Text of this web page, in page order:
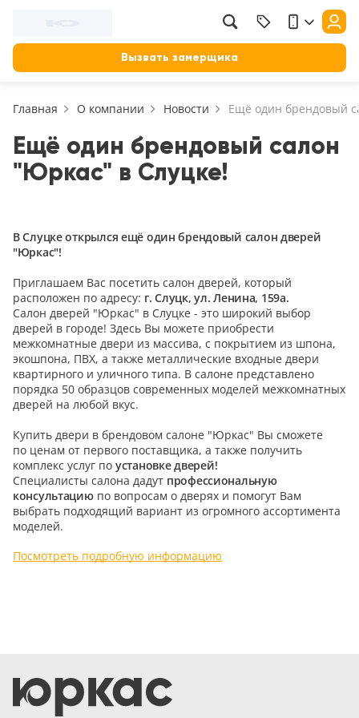
Вызвать замерщика
Главная О компании Новости Ещё один брендовый
Ещё один брендовый салон
"Юркас" в Слуцке!
В Слуцке открылся ещё один брендовый салон дверей
"Юркас"!
Приглашаем Вас посетить салон дверей, который
расположен по адресу: г. Слуцк, ул. Ленина, 159а.
Салон дверей "Юркас" в Слуцке - это широкий выбор
дверей в городе! Здесь Вы можете приобрести
межкомнатные двери из массива, с покрытием из шпона,
экошпона, ПВХ, а также металлические входные двери
квартирного и уличного типа. В салоне представлено
порядка 50 образцов современных моделей межкомнатных
дверей на любой вкус.
Купить двери в брендовом салоне "Юркас" Вы сможете
по ценам от первого поставщика, а также получить
комплекс услуг по установке дверей!
Специалисты салона дадут профессиональную
консультациюпо вопросам о дверях и помогут Вам
выбрать подходящий вариант из огромного ассортимента
моделей.
Посмотреть подробную информацию
Цена, руб.
от до
Назначение
117
В ванную
На кухню
В детскую
22
В спальню
5
Конструкция
Цаговые
117
Филенчатые
22
Каркасные
18
18
Применить
Сбросить фильтр